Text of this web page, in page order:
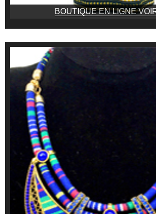
BOUTIQUE EN LIGNE